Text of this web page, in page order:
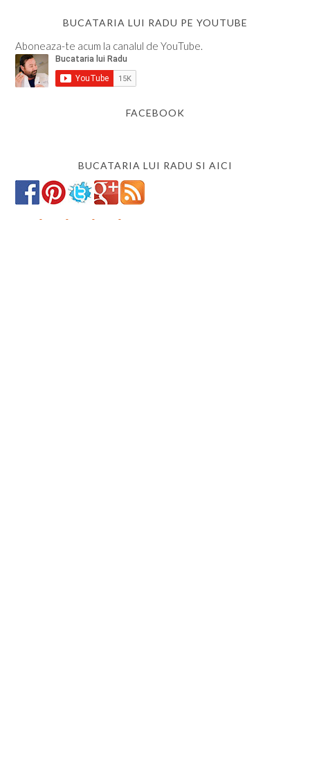
BUCATARIA LUI RADU PE YOUTUBE
Aboneaza-te acum la canalul de YouTube.
FACEBOOK
BUCATARIA LUI RADU SI AICI